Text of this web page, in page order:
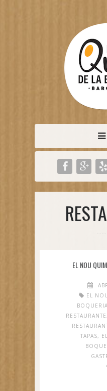
EL NOU
EL
BOQUERIA
RESTAURANTE,
TAPAS,